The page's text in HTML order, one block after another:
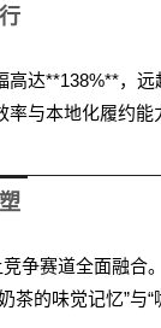
高达**138%**，
与本地化履约能
争赛道全面融合
茶的味觉记忆”与“